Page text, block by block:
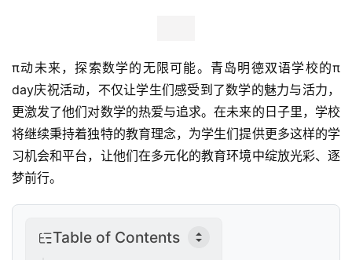
行
业
资
讯
π动未来，探索数学的无限可能。青岛明德双语学校的π
day庆祝活动，不仅让学生们感受到了数学的魅力与活力，
更激发了他们对数学的热爱与追求。在未来的日子里，学校
将继续秉持着独特的教育理念，为学生们提供更多这样的学
习机会和平台，让他们在多元化的教育环境中绽放光彩、逐
梦前行。
Table of Contents